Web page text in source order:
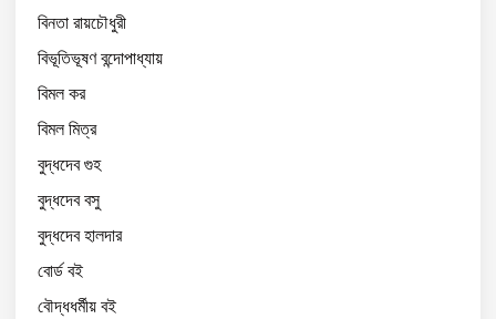
বিনতা রায়চৌধুরী
বিভূতিভূষণ বন্দোপাধ্যায়
বিমল কর
বিমল মিত্র
বুদ্ধদেব গুহ
বুদ্ধদেব বসু
বুদ্ধদেব হালদার
বোর্ড বই
বৌদ্ধধর্মীয় বই